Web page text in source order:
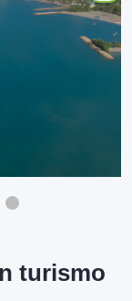
turismo